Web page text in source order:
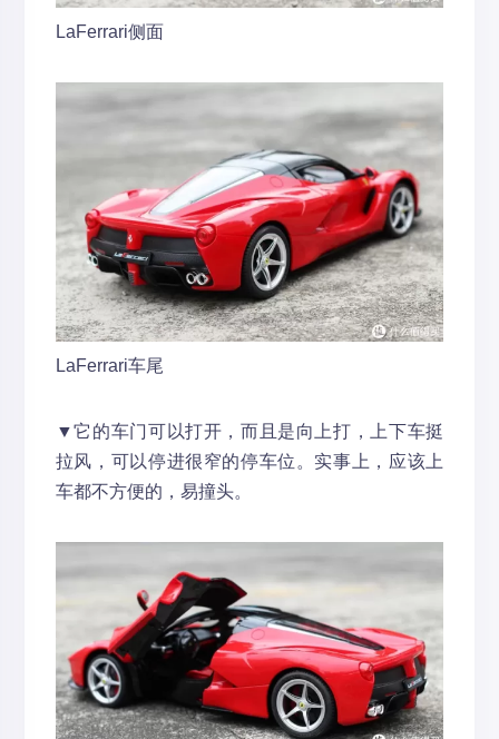
LaFerrari侧面
LaFerrari车尾
▼它的车门可以打开，而且是向上打，上下车挺
拉风，可以停进很窄的停车位。实事上，应该上
车都不方便的，易撞头。